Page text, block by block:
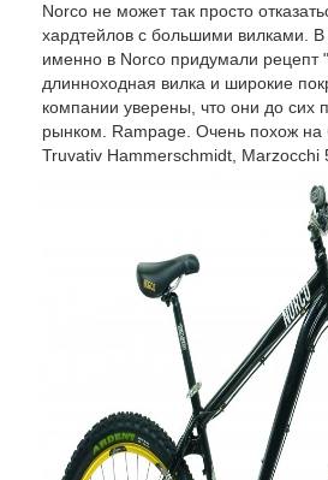
Norco не может так просто
хардтейлов с большими вилками. В
именно в Norco придумали рецепт
длинноходная вилка и широкие
компании уверены, что они до сих
рынком. Rampage. Очень похож на
Truvativ Hammerschmidt, Marzocchi